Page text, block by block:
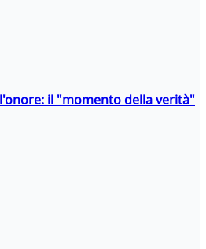
il "momento della verità"